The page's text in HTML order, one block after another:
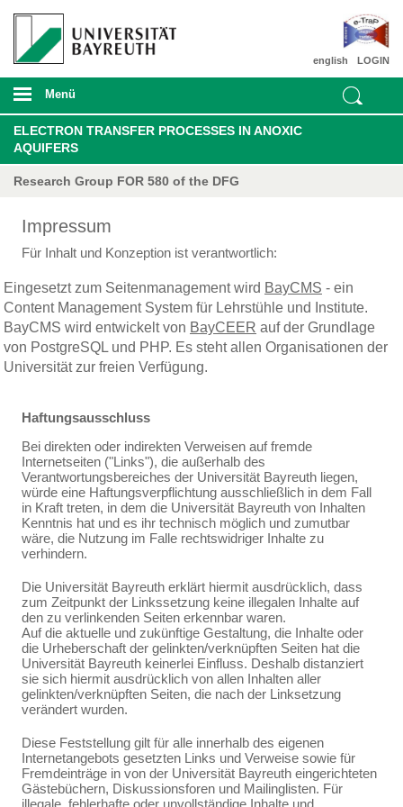
LOGIN
english
Menü
ELECTRON TRANSFER PROCESSES IN ANOXIC
AQUIFERS
Research Group FOR 580 of the DFG
Impressum
Für Inhalt und Konzeption ist verantwortlich:
Eingesetzt zum Seitenmanagement wird BayCMS - ein
Content Management System für Lehrstühle und Institute.
BayCMS wird entwickelt von BayCEER auf der Grundlage
von PostgreSQL und PHP. Es steht allen Organisationen der
Universität zur freien Verfügung.
Haftungsausschluss
Bei direkten oder indirekten Verweisen auf fremde
Internetseiten ("Links"), die außerhalb des
Verantwortungsbereiches der Universität Bayreuth liegen,
würde eine Haftungsverpflichtung ausschließlich in dem Fall
in Kraft treten, in dem die Universität Bayreuth von Inhalten
Kenntnis hat und es ihr technisch möglich und zumutbar
wäre, die Nutzung im Falle rechtswidriger Inhalte zu
verhindern.
Die Universität Bayreuth erklärt hiermit ausdrücklich, dass
zum Zeitpunkt der Linkssetzung keine illegalen Inhalte auf
den zu verlinkenden Seiten erkennbar waren.
Auf die aktuelle und zukünftige Gestaltung, die Inhalte oder
die Urheberschaft der gelinkten/verknüpften Seiten hat die
Universität Bayreuth keinerlei Einfluss. Deshalb distanziert
sie sich hiermit ausdrücklich von allen Inhalten aller
gelinkten/verknüpften Seiten, die nach der Linksetzung
verändert wurden.
Diese Feststellung gilt für alle innerhalb des eigenen
Internetangebots gesetzten Links und Verweise sowie für
Fremdeinträge in von der Universität Bayreuth eingerichteten
Gästebüchern, Diskussionsforen und Mailinglisten. Für
illegale, fehlerhafte oder unvollständige Inhalte und